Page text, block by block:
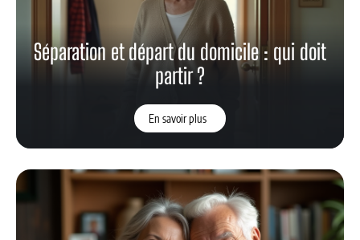
Séparation et départ du domicile : qui doit
partir ?
En savoir plus